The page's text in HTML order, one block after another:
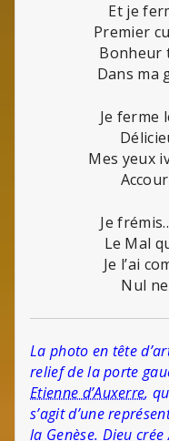
Et je
Premier
Bonheur
Dans ma
Je ferme
Mes yeux
Je
Le Mal
Je l’ai
Nul
La photo en tête
relief de la porte
Etienne d’Auxerre,
s’agit d’une
la Genèse. Dieu